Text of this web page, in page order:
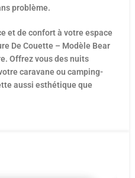
problème.
et de confort à votre espace
De Couette – Modèle Bear
Offrez vous des nuits
caravane ou camping-
aussi esthétique que